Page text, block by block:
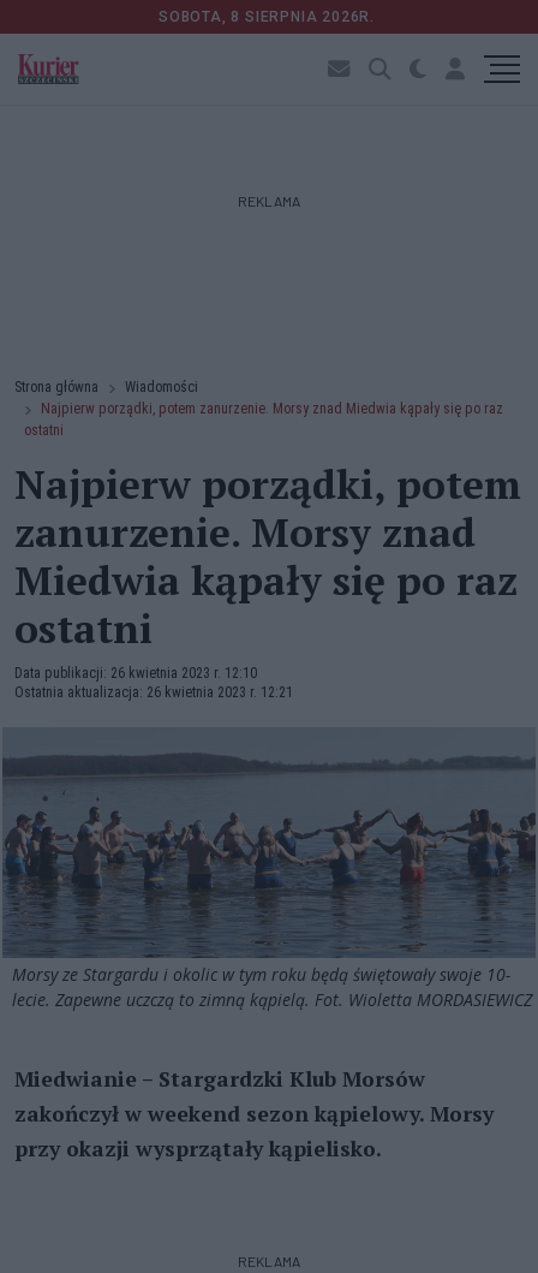
SOBOTA, 8 SIERPNIA 2026R.
REKLAMA
Strona główna
Wiadomości
Najpierw porządki, potem zanurzenie. Morsy znad Miedwia kąpały się po raz
ostatni
Najpierw porządki, potem
zanurzenie. Morsy znad
Miedwia kąpały się po raz
ostatni
Data publikacji: 26 kwietnia 2023 r. 12:10
Ostatnia aktualizacja: 26 kwietnia 2023 r. 12:21
Morsy ze Stargardu i okolic w tym roku będą świętowały swoje 10-
lecie. Zapewne uczczą to zimną kąpielą. Fot. Wioletta MORDASIEWICZ
Miedwianie – Stargardzki Klub Morsów
zakończył w weekend sezon kąpielowy. Morsy
przy okazji wysprzątały kąpielisko.
REKLAMA